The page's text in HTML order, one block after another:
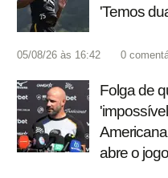
'Temos
05/08/26 às 16:42 0
Folga de
abre o